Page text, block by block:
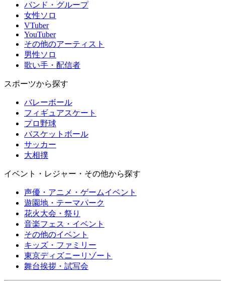
バンド・グループ
女性ソロ
VTuber
YouTuber
その他のアーティスト
男性ソロ
歌い手・配信者
スポーツから探す
バレーボール
フィギュアスケート
プロ野球
バスケットボール
サッカー
大相撲
イベント・レジャー・その他から探す
声優・アニメ・ゲームイベント
遊園地・テーマパーク
花火大会・祭り
音楽フェス・イベント
その他のイベント
キッズ・ファミリー
東京ディズニーリゾート
舞台挨拶・試写会